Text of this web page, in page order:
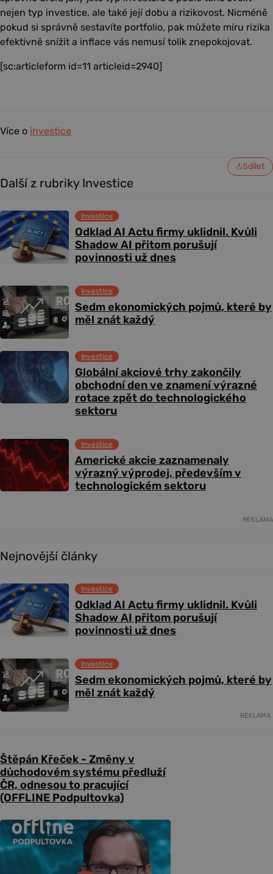
nejen typ investice, ale také její dobu a rizikovost. Nicméně
pokud si správně sestavíte portfolio, pak můžete míru rizika
efektivně snížit a inflace vás nemusí tolik znepokojovat.
[sc:articleform id=11 articleid=2940]
Více o investice
Sdílet
Další z rubriky Investice
Odklad AI Actu firmy uklidnil. Kvůli
Shadow AI přitom porušují
povinnosti už dnes
Investice
Sedm ekonomických pojmů, které by
měl znát každý
Investice
Globální akciové trhy zakončily
obchodní den ve znamení výrazné
rotace zpět do technologického
sektoru
Investice
Americké akcie zaznamenaly
výrazný výprodej, především v
technologickém sektoru
Investice
REKLAMA
Nejnovější články
Odklad AI Actu firmy uklidnil. Kvůli
Shadow AI přitom porušují
povinnosti už dnes
Investice
Sedm ekonomických pojmů, které by
měl znát každý
Investice
REKLAMA
Štěpán Křeček - Změny v
důchodovém systému předluží
ČR, odnesou to pracující
(OFFLINE Podpultovka)